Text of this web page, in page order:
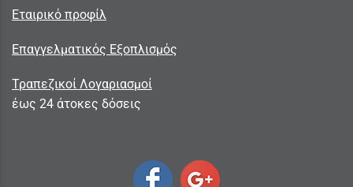
Εταιρικό προφίλ
Επαγγελματικός Εξοπλισμός
Τραπεζικοί Λογαριασμοί
έως 24 άτοκες δόσεις